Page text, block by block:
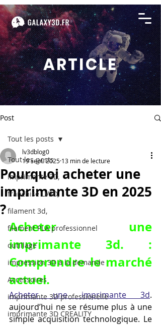
ARTICLE
Post
Tout les posts
imprimante 3D,
franchise LV3D,
filament 3d,
filament PLA professionnel
outillage
impression 3D à la demande
Accessoires
imprimante 3D professionelle
imprimante 3D CREALITY
Tout les posts
Pourquoi acheter une
imprimante 3D en 2025
?
lv3dblog0
19 sept. 2025 13 min de lecture
Acheter une
imprimante 3d. :
Comprendre le marché
actuel.
Acheter une imprimante 3d.
aujourd’hui ne se résume plus à une
simple acquisition technologique. Le